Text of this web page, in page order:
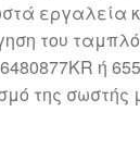
εργαλεία
του
ή
της σωστής